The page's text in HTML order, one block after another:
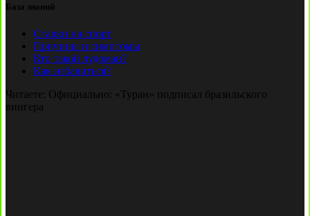
База знаний
Ставки на спорт
Причины и симптомы
Кто такой лудоман?
Как избавиться?
Читаете: Официально: «Туран» подписал бразильского
вингера